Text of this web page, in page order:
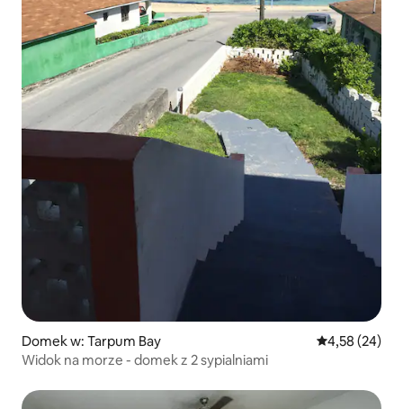
Domek w: Tarpum Bay Średnia
4,58 (24)
Widok na morze - domek z 2 sypialniami